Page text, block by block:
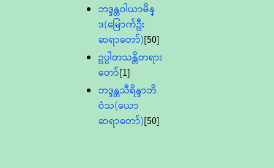
ဘဒ္ဒန္တဝါယာမိန္
ဒ(မြောက်ဦး
ဆရာတော်)[50]
ဥပ္ပါတသန္တိတရား
တော်[1]
ဘဒ္ဒန္တသီရိန္ဒာဘိ
ဝံသ(ယော
ဆရာတော်)[50]